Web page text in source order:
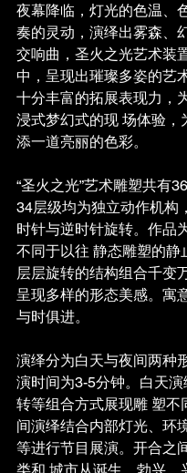
夜幕降临，灯光的色温、
奏的灵动，演绎出雾森、
交响曲，圣火之光艺术装
中，呈现出璀璨多姿的艺
十分丰富的拓展表现力，
浸式梦幻式的现 场体验，
添一道亮丽的色彩。
“圣火之光”艺术雕塑共有
34层级均为独立动作机构
时针与逆时针旋转。作品
不同于以往 静态雕塑的静
层层旋转的结构组合千变
呈现多样的形态美感。寓
与时俱进。
演绎分为白天与夜间两种
演时间为3-5分钟。白天
转等组合方式展现雕 塑不
间演绎结合内部灯光、环
等进行节目展演。开合之